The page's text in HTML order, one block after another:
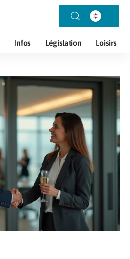
Infos Législation Loisirs